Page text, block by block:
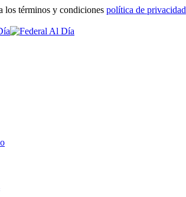
los términos y condiciones política de privacidad